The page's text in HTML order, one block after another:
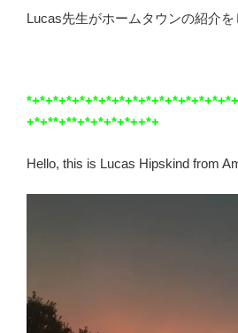
Lucas先生がホームタウンの紹介を
+*+**+**+*+*+*+*++*+
Hello, this is Lucas Hipskind from